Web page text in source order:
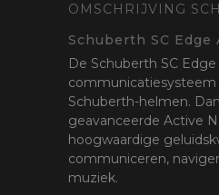
OMSCHRIJVING
Schuberth SC Edge
De Schuberth SC
communicatiesysteem
Schuberth-helmen.
geavanceerde Active
hoogwaardige
communiceren,
muziek.